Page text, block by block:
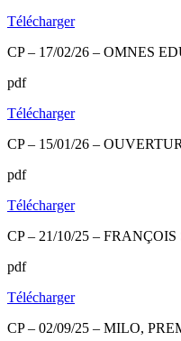
Télécharger
CP – 17/02/26 – OMNES
pdf
Télécharger
CP – 15/01/26 –
pdf
Télécharger
CP – 21/10/25 –
pdf
Télécharger
CP – 02/09/25 – MILO,